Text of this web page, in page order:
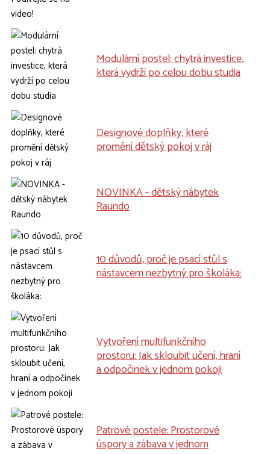
Modulární postel: chytrá investice,
která vydrží po celou dobu studia
Designové doplňky, které
promění dětský pokoj v ráj
NOVINKA - dětský nábytek
Raundo
10 důvodů, proč je psací stůl s
nástavcem nezbytný pro školáka:
Vytvoření multifunkčního
prostoru: Jak skloubit učení, hraní
a odpočinek v jednom pokoji
Patrové postele: Prostorové
úspory a zábava v jednom